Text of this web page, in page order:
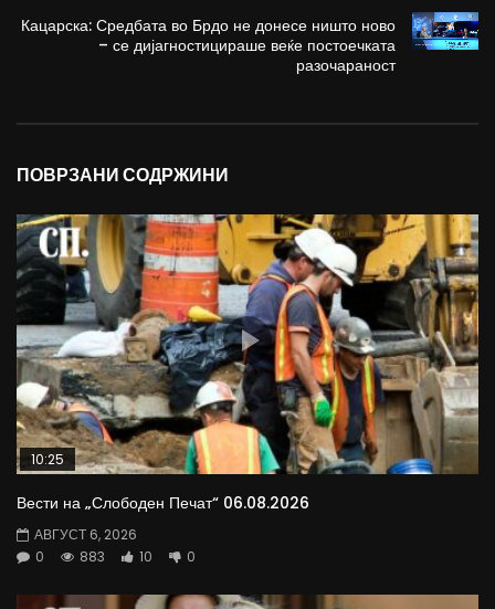
Кацарска: Средбата во Брдо не донесе ништо ново
– се дијагностицираше веќе постоечката
разочараност
ПОВРЗАНИ СОДРЖИНИ
10:25
Вести на „Слободен Печат“ 06.08.2026
АВГУСТ 6, 2026
0
883 10 0